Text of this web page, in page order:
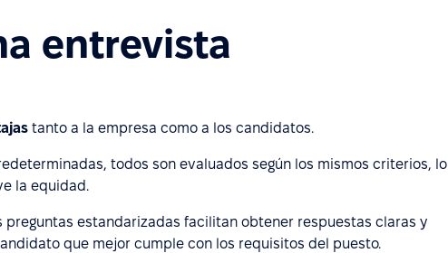
entrevista
tanto a la empresa como a los candidatos.
todos son evaluados según los mismos criterios, lo
la equidad.
preguntas estandarizadas facilitan obtener respuestas claras y
que mejor cumple con los requisitos del puesto.